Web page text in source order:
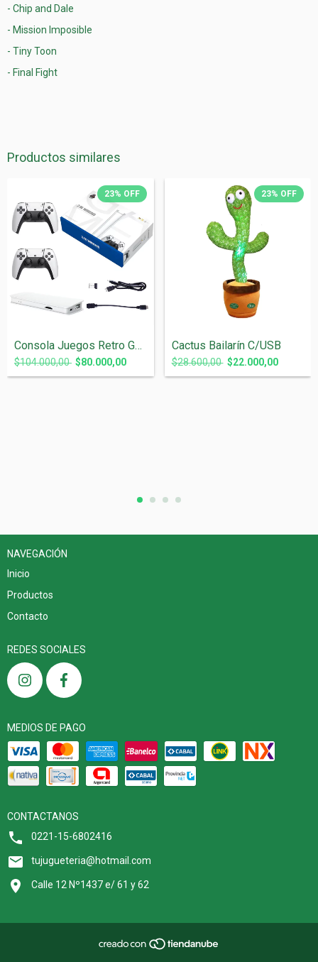
- Chip and Dale
- Mission Imposible
- Tiny Toon
- Final Fight
Productos similares
23% OFF
Consola Juegos Retro Game Stick Emulador...
$104.000,00 $80.000,00
23% OFF
Cactus Bailarín C/USB
$28.600,00 $22.000,00
NAVEGACIÓN
Inicio
Productos
Contacto
REDES SOCIALES
MEDIOS DE PAGO
CONTACTANOS
0221-15-6802416
tujugueteria@hotmail.com
Calle 12 Nº1437 e/ 61 y 62